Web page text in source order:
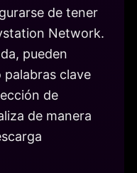
de tener
Network.
pueden
palabras clave
de
de manera